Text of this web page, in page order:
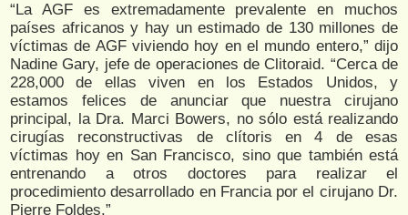
“La AGF es extremadamente prevalente en muchos
países africanos y hay un estimado de 130 millones de
víctimas de AGF viviendo hoy en el mundo entero,” dijo
Nadine Gary, jefe de operaciones de Clitoraid. “Cerca de
228,000 de ellas viven en los Estados Unidos, y
estamos felices de anunciar que nuestra cirujano
principal, la Dra. Marci Bowers, no sólo está realizando
cirugías reconstructivas de clítoris en 4 de esas
víctimas hoy en San Francisco, sino que también está
entrenando a otros doctores para realizar el
procedimiento desarrollado en Francia por el cirujano Dr.
Pierre Foldes.”